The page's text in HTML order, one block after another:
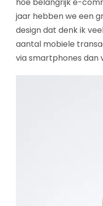
hoe belangrijk e-
jaar hebben we een
design dat denk ik
aantal mobiele
via smartphones dan